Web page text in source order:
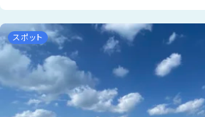
スポット